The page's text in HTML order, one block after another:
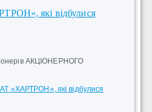
які відбулися
АКЦІОНЕРНОГО
АТ «ХАРТРОН», які відбулися